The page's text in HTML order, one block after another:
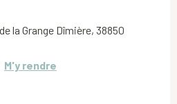
la Grange Dîmière, 38850
M'y rendre